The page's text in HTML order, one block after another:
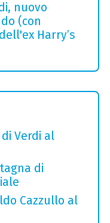
nuovo
(con
Harry’s
Verdi al
di
Cazzullo al